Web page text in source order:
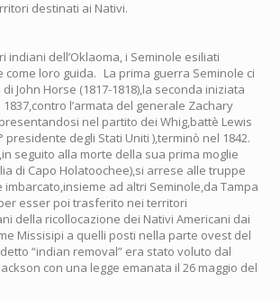
destinati ai Nativi.
indiani dell’Oklaoma, i Seminole esiliati
come loro guida. La prima guerra Seminole ci
John Horse (1817-1818),la seconda iniziata
l’armata del generale Zachary
nel partito dei Whig,battè Lewis
presidente degli Stati Uniti ),terminò nel 1842.
seguito alla morte della sua prima moglie
di Capo Holatoochee),si arrese alle truppe
ad altri Seminole,da Tampa
esser poi trasferito nei territori
della ricollocazione dei Nativi Americani dai
Missisipi a quelli posti nella parte ovest del
“indian removal” era stato voluto dal
con una legge emanata il 26 maggio del